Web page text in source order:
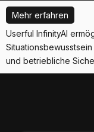
Mehr erfahren
Userful InfinityAI
und betriebliche